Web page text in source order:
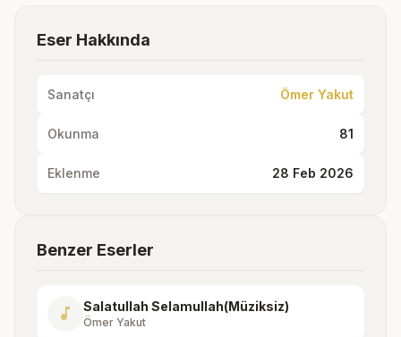
Eser Hakkında
Sanatçı Ömer Yakut
Okunma 81
Eklenme 28 Feb 2026
Benzer Eserler
music_note Salatullah Selamullah(Müziksiz)
Ömer Yakut